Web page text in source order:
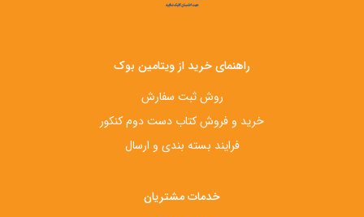
راهنمای خرید از ویتامین بوک
روش ثبت سفارش
خرید و فروش کتاب دست‌ دوم کنکور
فرایند بسته بندی و ارسال
خدمات مشتریان